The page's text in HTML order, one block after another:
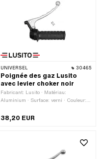
UNIVERSEL 30465
Poignée des gaz Lusito
avec levier choker noir
Fabricant: Lusito · Matériau:
Aluminium · Surface: verni · Couleur:
levier: Aluminium · Ø intérieur: 22 mm
38,20 EUR